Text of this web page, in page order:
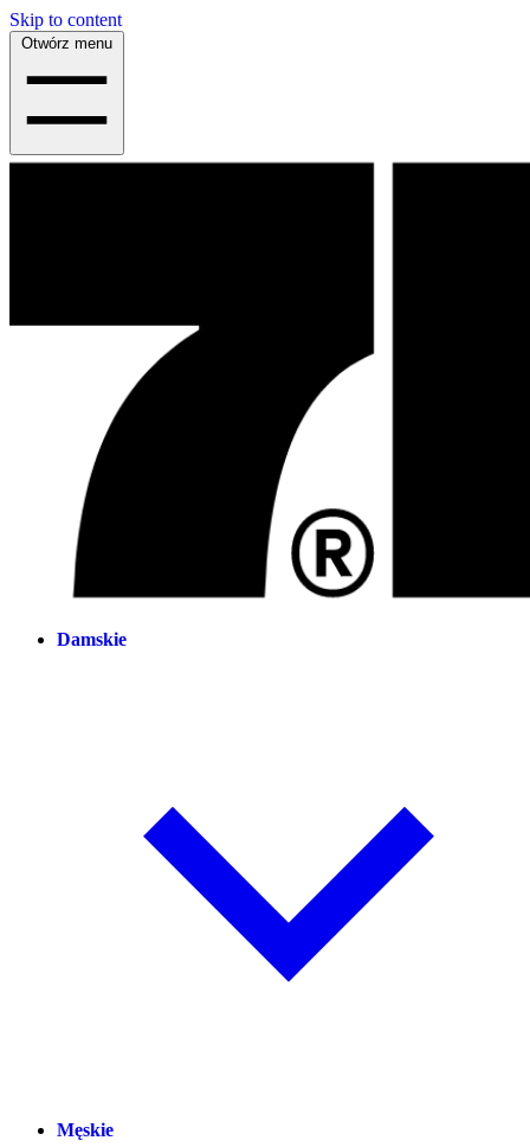
Skip to content
Otwórz menu
Damskie
Męskie